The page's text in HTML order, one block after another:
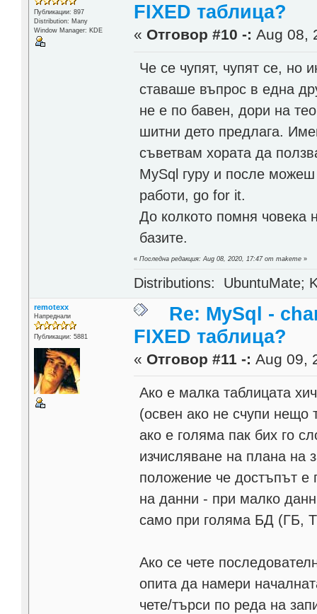
Публикации: 897
Distribution: Many
Window Manager: KDE
FIXED таблица?
« Отговор #10 -: Aug 08,
Че се чупят, чупят се, но
ставаше въпрос в една
не е по бавен, дори на
шитни дето предлага.
съветвам хората да
MySql гуру и после
работи, go for it.
До колкото помня човека
базите.
«Последна редакция: Aug 08, 2020, 17:47 от makeme »
Distributions: UbuntuMate;
remotexx
Напреднали
Публикации: 5881
Re: MySql -
FIXED таблица?
« Отговор #11 -: Aug 09,
Ако е малка таблицата
(освен ако не счупи нещо
ако е голяма пак бих го
изчисляване на плана на
положение че достъпът е
на данни - при малко
само при голяма БД (ГБ,
Ако се чете
опита да намери
чете/търси по реда на